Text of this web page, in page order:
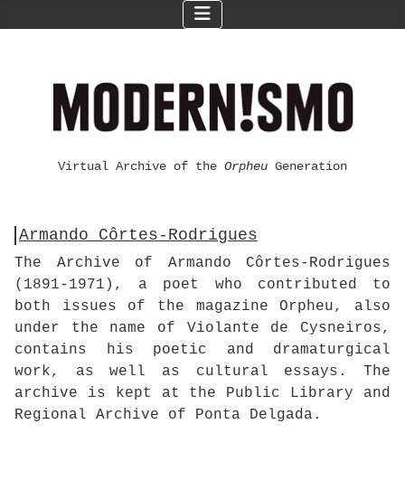
Virtual Archive of the Orpheu Generation
Armando Côrtes-Rodrigues
The Archive of Armando Côrtes-Rodrigues
(1891-1971), a poet who contributed to
both issues of the magazine Orpheu, also
under the name of Violante de Cysneiros,
contains his poetic and dramaturgical
work, as well as cultural essays. The
archive is kept at the Public Library and
Regional Archive of Ponta Delgada.